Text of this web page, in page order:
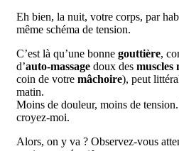
Eh bien, la nuit, votre corps, par
même schéma de tension.
C’est là qu’une bonne gouttière,
d’auto-massage doux des muscles
coin de votre mâchoire), peut
matin.
Moins de douleur, moins de
croyez-moi.
Alors, on y va ? Observez-vous